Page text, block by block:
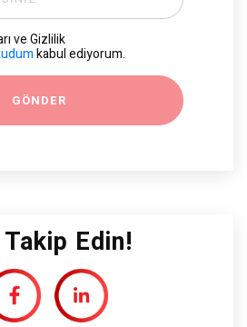
ve Gizlilik
kabul ediyorum.
Edin!